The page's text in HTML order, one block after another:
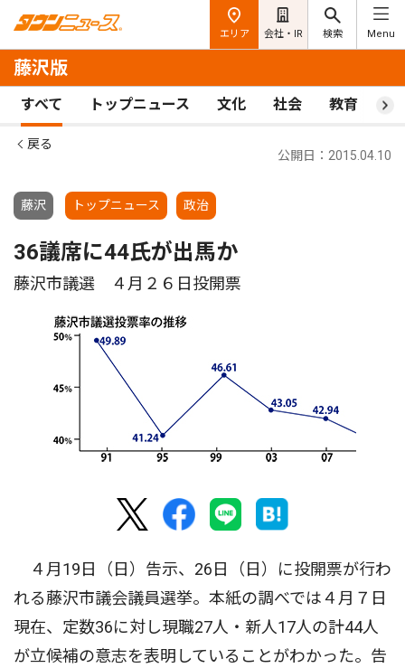
エリア 会社・IR 検索 Menu
藤沢版
すべて トップニュース 文化 社会 教育 ス
戻る
藤沢 トップニュース 政治
公開日：2015.04.10
36議席に44氏が出馬か
藤沢市議選 ４月２６日投開票
４月19日（日）告示、26日（日）に投開票が行わ
れる藤沢市議会議員選挙。本紙の調べでは４月７日
現在、定数36に対し現職27人・新人17人の計44人
が立候補の意志を表明していることがわかった。告